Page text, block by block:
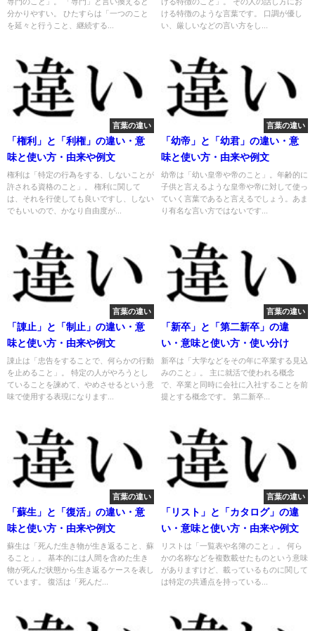
分かりやすい。 ひたすらは「一つのこと
を延々と行うこと、継続する...
ける特徴のような言葉です。 口調が優し
い、厳しいなどの言い方をし...
言葉の違い
「権利」と「利権」の違い・意
味と使い方・由来や例文
権利は「特定の行為をする、しないことが
許される資格のこと」。 権利に関して
は、それを行使しても良いですし、しない
でもいいので、かなり自由度が...
言葉の違い
「幼帝」と「幼君」の違い・意
味と使い方・由来や例文
幼帝は「幼い皇帝や帝のこと」。年齢的に
子供と言えるような皇帝や帝に対して使っ
ていく言葉であると言えるでしょう。あま
り有名な言い方ではないです...
言葉の違い
「諌止」と「制止」の違い・意
味と使い方・由来や例文
諌止は「忠告をすることで、何らかの行動
を止めること」。 特定の人がやろうとし
ていることを諫めて、やめさせるという意
味で使用する表現になります...
言葉の違い
「新卒」と「第二新卒」の違
い・意味と使い方・使い分け
新卒は「大学などをその年に卒業する見込
みのこと」。 主に就活で使われる概念
で、卒業と同時に会社に入社することを前
提とする概念です。 第二新卒...
言葉の違い
「蘇生」と「復活」の違い・意
味と使い方・由来や例文
蘇生は「死んだ生き物が生き返ること、蘇
ること」。 基本的には人間を含めた生き
物が死んだ状態から生き返るケースを表し
ています。 復活は「死んだ...
言葉の違い
「リスト」と「カタログ」の違
い・意味と使い方・由来や例文
リストは「一覧表や名簿のこと」。 何ら
かの名称などを複数載せたものという意味
がありますけど、載っているものに関して
は特定の共通点を持っている...